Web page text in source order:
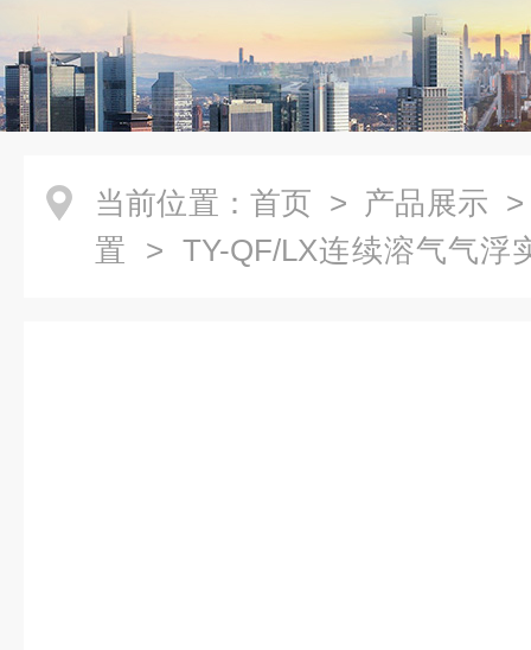
当前位置： 首页 > 产品展示
置 > TY-QF/LX连续溶气气浮